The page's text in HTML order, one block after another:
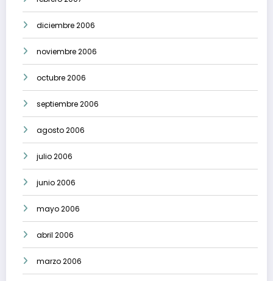
diciembre 2006
noviembre 2006
octubre 2006
septiembre 2006
agosto 2006
julio 2006
junio 2006
mayo 2006
abril 2006
marzo 2006